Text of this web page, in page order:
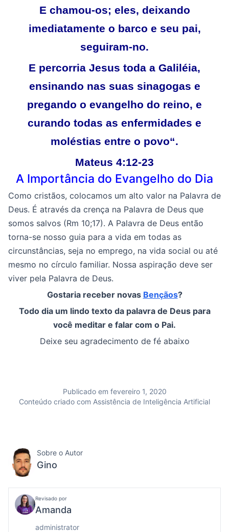
E chamou-os; eles, deixando
imediatamente o barco e seu pai,
seguiram-no.
E percorria Jesus toda a Galiléia,
ensinando nas suas sinagogas e
pregando o evangelho do reino, e
curando todas as enfermidades e
moléstias entre o povo“.
Mateus 4:12-23
A Importância do Evangelho do Dia
Como cristãos, colocamos um alto valor na Palavra de
Deus. É através da crença na Palavra de Deus que
somos salvos (Rm 10;17). A Palavra de Deus então
torna-se nosso guia para a vida em todas as
circunstâncias, seja no emprego, na vida social ou até
mesmo no círculo familiar. Nossa aspiração deve ser
viver pela Palavra de Deus.
Gostaria receber novas Bençãos?
Todo dia um lindo texto da palavra de Deus para
você meditar e falar com o Pai.
Deixe seu agradecimento de fé abaixo
Publicado em fevereiro 1, 2020
Conteúdo criado com Assistência de Inteligência Artificial
Sobre o Autor
Gino
Revisado por
Amanda
administrator